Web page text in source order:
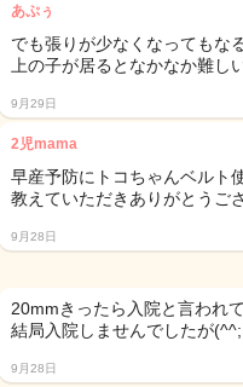
あぷぅ
でも張りが少なくなってもな
上の子が居るとなかなか難し
9月29日
2児mama
早産予防にトコちゃんベルト
教えていただきありがとうご
9月28日
20mmきったら入院と言われて
結局入院しませんでしたが(^^;
9月28日